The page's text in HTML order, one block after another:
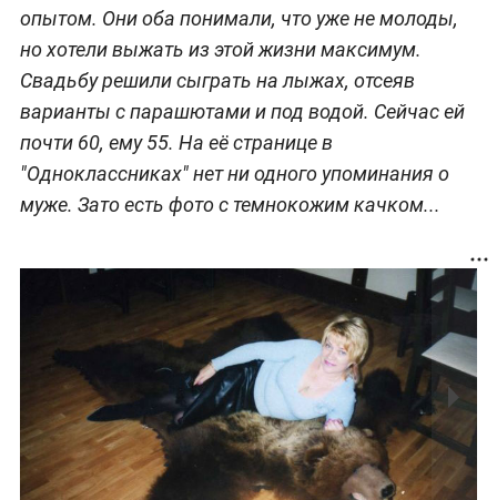
опытом. Они оба понимали, что уже не молоды,
но хотели выжать из этой жизни максимум.
Свадьбу решили сыграть на лыжах, отсеяв
варианты с парашютами и под водой. Сейчас ей
почти 60, ему 55. На её странице в
"Одноклассниках" нет ни одного упоминания о
муже. Зато есть фото с темнокожим качком...